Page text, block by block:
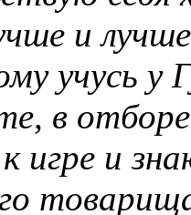
и
учусь у
в
игре и